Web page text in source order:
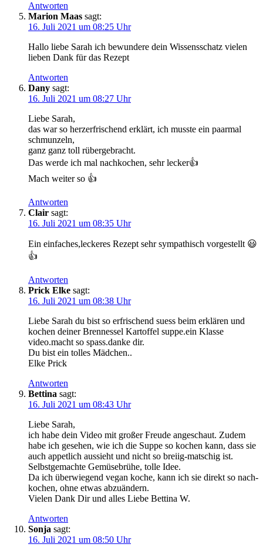
Antworten
Marion Maas sagt:
16. Juli 2021 um 08:25 Uhr
Hal­lo lie­be Sarah ich bewun­de­re dein Wis­sens­schatz vie­len
lie­ben Dank für das Rezept
Antworten
Dany sagt:
16. Juli 2021 um 08:27 Uhr
Lie­be Sarah,
das war so herz­er­fri­schend erklärt, ich muss­te ein paar­mal
schmunzeln,
ganz ganz toll rübergebracht.
Das wer­de ich mal nach­ko­chen, sehr lecker👍
Mach wei­ter so 👍
Antworten
Clair sagt:
16. Juli 2021 um 08:35 Uhr
Ein einfaches,leckeres Rezept sehr sym­pa­thisch vorgestellt 😃
👍
Antworten
Prick Elke sagt:
16. Juli 2021 um 08:38 Uhr
Lie­be Sarah du bist so erfri­schend suess beim erklä­ren und
kochen dei­ner Bren­nes­sel Kar­tof­fel suppe.ein Klas­se
video.macht so spass.danke dir.
Du bist ein tol­les Mädchen..
Elke Prick
Antworten
Bettina sagt:
16. Juli 2021 um 08:43 Uhr
Lie­be Sarah,
ich habe dein Video mit gro­ßer Freu­de ange­schaut. Zudem
habe ich gese­hen, wie ich die Sup­pe so kochen kann, dass sie
auch appet­lich aus­sieht und nicht so brei­ig-mat­schig ist.
Selbst­ge­mach­te Gemü­se­brü­he, tol­le Idee.
Da ich über­wie­gend vegan koche, kann ich sie direkt so nach­
ko­chen, ohne etwas abzuändern.
Vie­len Dank Dir und alles Lie­be Bet­ti­na W.
Antworten
Sonja sagt:
16. Juli 2021 um 08:50 Uhr